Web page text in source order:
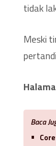
tidak
Meski
Baca